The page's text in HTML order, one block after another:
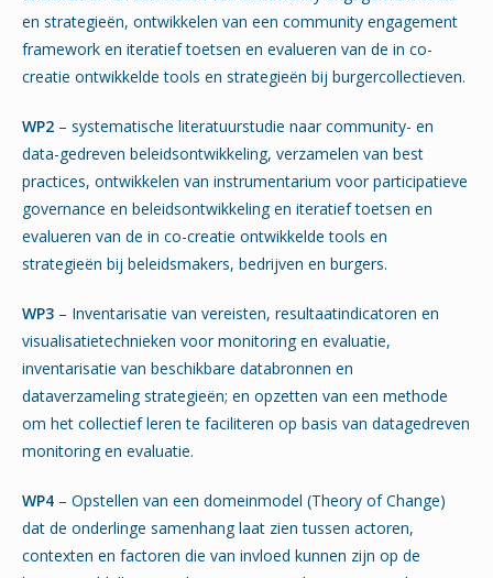
en strategieën, ontwikkelen van een community engagement
framework en iteratief toetsen en evalueren van de in co-
creatie ontwikkelde tools en strategieën bij burgercollectieven.
WP2 – systematische literatuurstudie naar community- en
data-gedreven beleidsontwikkeling, verzamelen van best
practices, ontwikkelen van instrumentarium voor participatieve
governance en beleidsontwikkeling en iteratief toetsen en
evalueren van de in co-creatie ontwikkelde tools en
strategieën bij beleidsmakers, bedrijven en burgers.
WP3 – Inventarisatie van vereisten, resultaatindicatoren en
visualisatietechnieken voor monitoring en evaluatie,
inventarisatie van beschikbare databronnen en
dataverzameling strategieën; en opzetten van een methode
om het collectief leren te faciliteren op basis van datagedreven
monitoring en evaluatie.
WP4 – Opstellen van een domeinmodel (Theory of Change)
dat de onderlinge samenhang laat zien tussen actoren,
contexten en factoren die van invloed kunnen zijn op de